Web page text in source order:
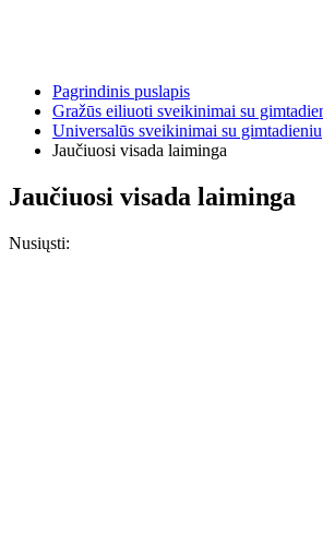
Pagrindinis puslapis
Gražūs eiliuoti sveikinimai su
Universalūs sveikinimai su gimtadieniu
Jaučiuosi visada laiminga
Jaučiuosi visada laiminga
Nusiųsti: